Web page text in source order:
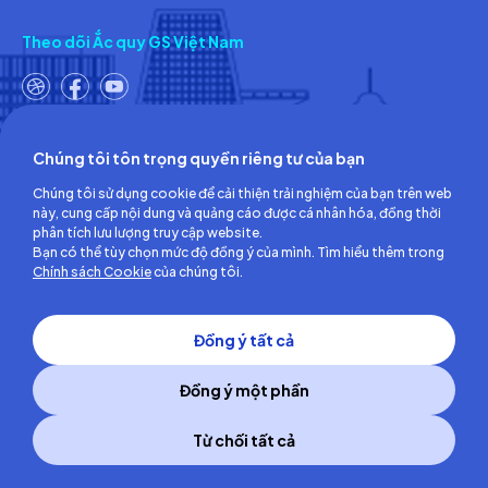
Theo dõi Ắc quy GS Việt Nam
Công ty TNHH Ắc quy GS Việt Nam
Số 18, đường số 3, KCN Việt Nam-Singapore,
Phường Bình Hòa, TP.Hồ Chí Minh, Việt Nam
ĐT: (0274) 3756 360 - Fax: (0274) 3756 362
Giấy chứng nhận đăng ký kinh doanh số: 3700255457 do Sở Kế
hoạch và Đầu tư Tỉnh Bình Dương cấp lần đầu ngày 30/06/2008
Copyright © 2014 GS Battery Vietnam Co., Ltd
Chúng tôi tôn trọng quyền riêng tư của bạn
Chúng tôi sử dụng cookie để cải thiện trải nghiệm của bạn trên web
này, cung cấp nội dung và quảng cáo được cá nhân hóa, đồng thời
phân tích lưu lượng truy cập website.
Bạn có thể tùy chọn mức độ đồng ý của mình. Tìm hiểu thêm trong
Chính sách Cookiecủa chúng tôi.
Đồng ý tất cả
Đồng ý một phần
Từ chối tất cả